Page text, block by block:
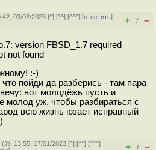
03/02/2023 [^] [^^] [^^^] [ответить]
+ / –
version FBSD_1.7 required
not found
:-)
пойди да разберись - там пара
вот молодёжь пусть и
молод уж, чтобы разбираться с
всю жизнь юзает исправный
(?), 13:55, 17/01/2023 [^] [^^] [^^^]
+ / –